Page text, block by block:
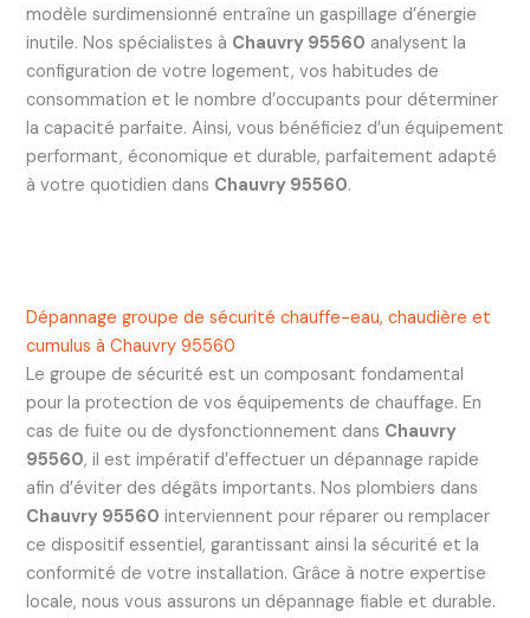
modèle surdimensionné entraîne un gaspillage d’énergie
inutile. Nos spécialistes à Chauvry 95560 analysent la
configuration de votre logement, vos habitudes de
consommation et le nombre d’occupants pour déterminer
la capacité parfaite. Ainsi, vous bénéficiez d’un équipement
performant, économique et durable, parfaitement adapté
à votre quotidien dans Chauvry 95560.
Dépannage groupe de sécurité chauffe-eau, chaudière et
cumulus à Chauvry 95560
Le groupe de sécurité est un composant fondamental
pour la protection de vos équipements de chauffage. En
cas de fuite ou de dysfonctionnement dans Chauvry
95560, il est impératif d’effectuer un dépannage rapide
afin d’éviter des dégâts importants. Nos plombiers dans
Chauvry 95560 interviennent pour réparer ou remplacer
ce dispositif essentiel, garantissant ainsi la sécurité et la
conformité de votre installation. Grâce à notre expertise
locale, nous vous assurons un dépannage fiable et durable.